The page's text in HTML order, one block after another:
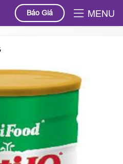
Báo Giá MENU
NUTIFOOD
NUTI IQ